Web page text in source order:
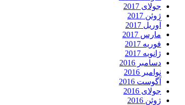
جولای 2017
ژوئن 2017
آوریل 2017
مارس 2017
فوریه 2017
ژانویه 2017
دسامبر 2016
نوامبر 2016
آگوست 2016
جولای 2016
ژوئن 2016